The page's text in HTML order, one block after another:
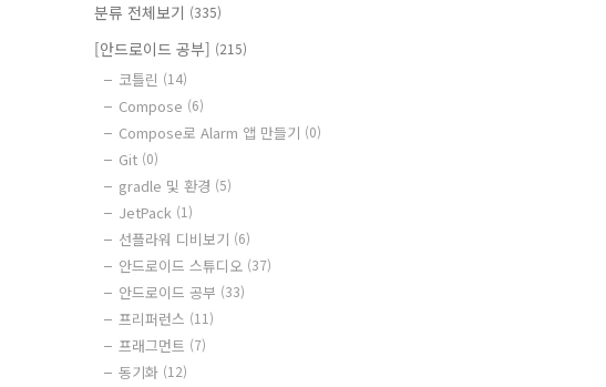
분류 전체보기 (335)
[안드로이드 공부] (215)
코틀린 (14)
Compose (6)
Compose로 Alarm 앱 만들기 (0)
Git (0)
gradle 및 환경 (5)
JetPack (1)
선플라워 디비보기 (6)
안드로이드 스튜디오 (37)
안드로이드 공부 (33)
프리퍼런스 (11)
프래그먼트 (7)
동기화 (12)